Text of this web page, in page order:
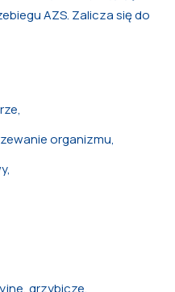
AZS. Zalicza się do
organizmu,
grzybicze.